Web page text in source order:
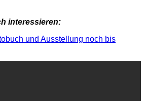
interessieren:
und Ausstellung noch bis